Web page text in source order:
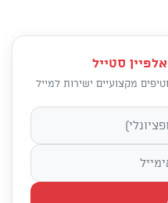
סטייל
מקצועיים ישירות למייל